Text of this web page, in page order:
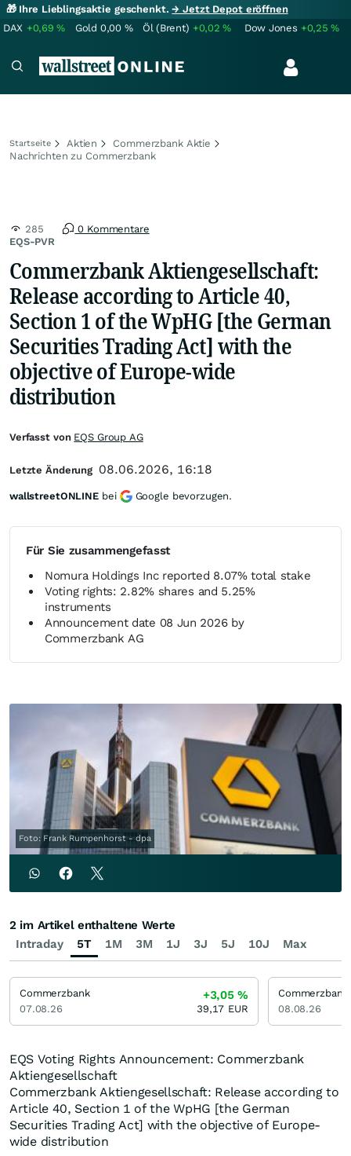
🎁 Ihre Lieblingsaktie geschenkt.→ Jetzt Depot eröffnen
DAX +0,69% Gold 0,00 % Öl (Brent) +0,02% Dow Jones +0,25%
Startseite Aktien
Commerzbank Aktie
Nachrichten zu Commerzbank
EQS-PVR
285 0 Kommentare
Commerzbank Aktiengesellschaft:
Release according to Article 40,
Section 1 of the WpHG [the German
Securities Trading Act] with the
objective of Europe-wide
distribution
Für Sie zusammengefasst
Nomura Holdings Inc reported 8.07% total stake
Voting rights: 2.82% shares and 5.25%
instruments
Announcement date 08 Jun 2026 by
Commerzbank AG
Foto: Frank Rumpenhorst - dpa
EQS Voting Rights Announcement: Commerzbank
Aktiengesellschaft
Commerzbank Aktiengesellschaft: Release according to
Article 40, Section 1 of the WpHG [the German
Securities Trading Act] with the objective of Europe-
wide distribution
Verfasst von EQS Group AG
Letzte Änderung 08.06.2026, 16:18
wallstreetONLINE bei Google bevorzugen.
Intraday 5T 1M 3M 1J 3J 5J 10J Max
2 im Artikel enthaltene Werte
Commerzbank
07.08.26
+3,05%
39,17 EUR
Commerzbank
08.08.26